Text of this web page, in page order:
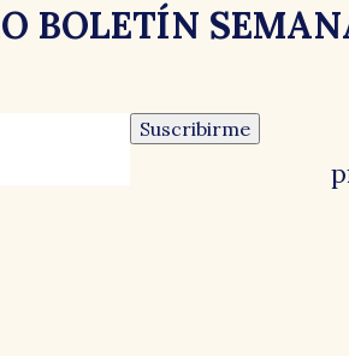
BOLETÍN
Suscribirme